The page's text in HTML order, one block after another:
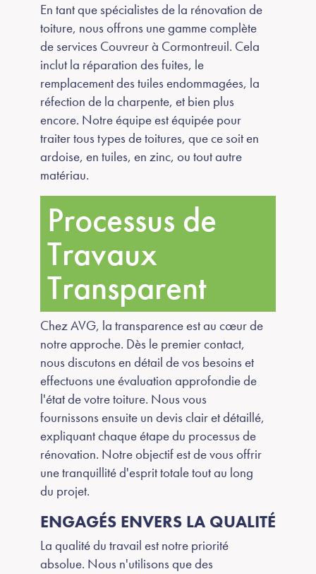
En tant que spécialistes de la rénovation de
toiture, nous offrons une gamme complète
de services Couvreur à Cormontreuil. Cela
inclut la réparation des fuites, le
remplacement des tuiles endommagées, la
réfection de la charpente, et bien plus
encore. Notre équipe est équipée pour
traiter tous types de toitures, que ce soit en
ardoise, en tuiles, en zinc, ou tout autre
matériau.
Processus de
Travaux
Transparent
Chez AVG, la transparence est au cœur de
notre approche. Dès le premier contact,
nous discutons en détail de vos besoins et
effectuons une évaluation approfondie de
l'état de votre toiture. Nous vous
fournissons ensuite un devis clair et détaillé,
expliquant chaque étape du processus de
rénovation. Notre objectif est de vous offrir
une tranquillité d'esprit totale tout au long
du projet.
ENGAGÉS ENVERS LA QUALITÉ
La qualité du travail est notre priorité
absolue. Nous n'utilisons que des